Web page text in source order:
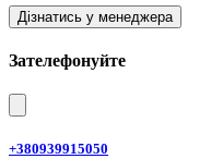
Дізнатись у менеджера
Зателефонуйте
+380939915050